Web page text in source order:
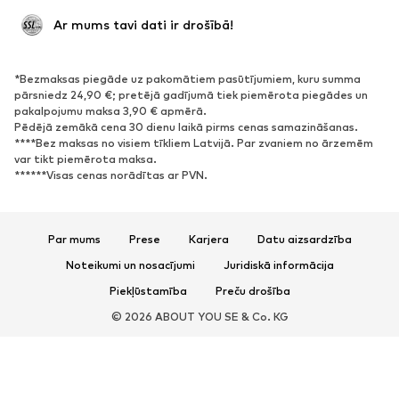
Svinības
Ekskluzīvi
APAVI
Jaunumi
Šobrīd populāri
Brīvā laika apavi
Puszābaki
Augstpapēžu apavi
Zābaki
Atvērti apavi
Mājas apavi
Ekskluzīvi
Ar mums tavi dati ir drošībā!
*Bezmaksas piegāde uz pakomātiem pasūtījumiem, kuru summa
pārsniedz 24,90 €; pretējā gadījumā tiek piemērota piegādes un
pakalpojumu maksa 3,90 € apmērā.
Pēdējā zemākā cena 30 dienu laikā pirms cenas samazināšanas.
****Bez maksas no visiem tīkliem Latvijā. Par zvaniem no ārzemēm
var tikt piemērota maksa.
******Visas cenas norādītas ar PVN.
Par mums Prese Karjera
Datu aizsardzība
Noteikumi un nosacījumi
Juridiskā informācija
Piekļūstamība
Preču drošība
© 2026 ABOUT YOU SE & Co. KG